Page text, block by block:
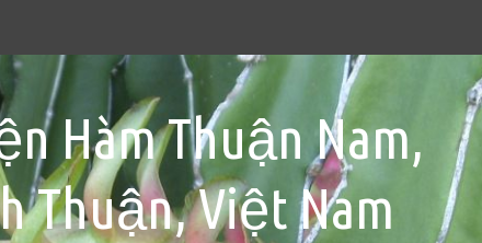
Hàm Thuận Nam,
Thuận, Việt Nam